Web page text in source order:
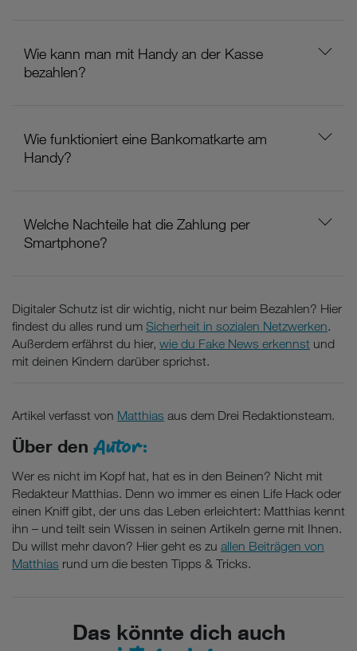
Wie kann man mit Handy an der Kasse
bezahlen?
Wie funktioniert eine Bankomatkarte am
Handy?
Welche Nachteile hat die Zahlung per
Smartphone?
Digitaler Schutz ist dir wichtig, nicht nur beim Bezahlen? Hier
findest du alles rund um Sicherheit in sozialen Netzwerken.
Außerdem erfährst du hier, wie du Fake News erkennst und
mit deinen Kindern darüber sprichst.
Artikel verfasst von Matthias aus dem Drei Redaktionsteam.
Über den Autor:
Wer es nicht im Kopf hat, hat es in den Beinen? Nicht mit
Redakteur Matthias. Denn wo immer es einen Life Hack oder
einen Kniff gibt, der uns das Leben erleichtert: Matthias kennt
ihn – und teilt sein Wissen in seinen Artikeln gerne mit Ihnen.
Du willst mehr davon? Hier geht es zu allen Beiträgen von
Matthias rund um die besten Tipps & Tricks.
Das könnte dich auch